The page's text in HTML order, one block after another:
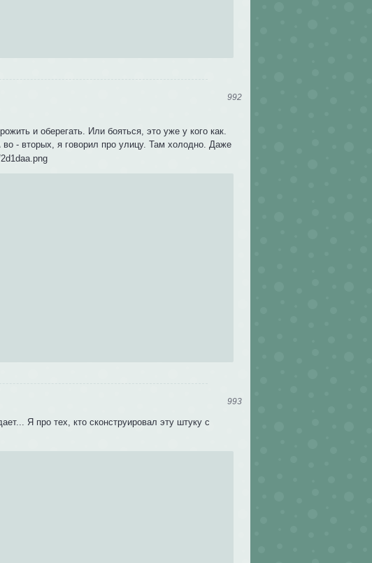
992
и оберегать. Или бояться, это уже у кого как.
- вторых, я говорил про улицу. Там холодно. Даже
993
Я про тех, кто сконструировал эту штуку с